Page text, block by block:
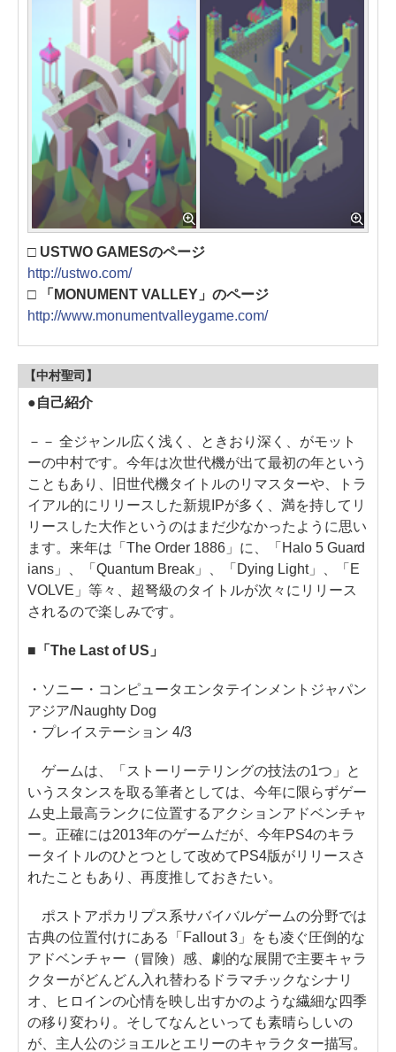
□ USTWO GAMESのページ
http://ustwo.com/
□ 「MONUMENT VALLEY」のページ
http://www.monumentvalleygame.com/
【中村聖司】
●自己紹介
－－ 全ジャンル広く浅く、ときおり深く、がモット
ーの中村です。今年は次世代機が出て最初の年という
こともあり、旧世代機タイトルのリマスターや、トラ
イアル的にリリースした新規IPが多く、満を持してリ
リースした大作というのはまだ少なかったように思い
ます。来年は「The Order 1886」に、「Halo 5 Guard
ians」、「Quantum Break」、「Dying Light」、「E
VOLVE」等々、超弩級のタイトルが次々にリリース
されるので楽しみです。
■「The Last of US」
・ソニー・コンピュータエンタテインメントジャパン
アジア/Naughty Dog
・プレイステーション 4/3
ゲームは、「ストーリーテリングの技法の1つ」と
いうスタンスを取る筆者としては、今年に限らずゲー
ム史上最高ランクに位置するアクションアドベンチャ
ー。正確には2013年のゲームだが、今年PS4のキラ
ータイトルのひとつとして改めてPS4版がリリースさ
れたこともあり、再度推しておきたい。
ポストアポカリプス系サバイバルゲームの分野では
古典の位置付けにある「Fallout 3」をも凌ぐ圧倒的な
アドベンチャー（冒険）感、劇的な展開で主要キャラ
クターがどんどん入れ替わるドラマチックなシナリ
オ、ヒロインの心情を映し出すかのような繊細な四季
の移り変わり。そしてなんといっても素晴らしいの
が、主人公のジョエルとエリーのキャラクター描写。